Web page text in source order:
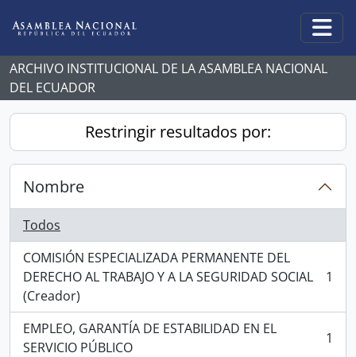
ARCHIVO INSTITUCIONAL DE LA ASAMBLEA NACIONAL
DEL ECUADOR
Restringir resultados por:
Nombre
Todos
COMISIÓN ESPECIALIZADA PERMANENTE DEL
DERECHO AL TRABAJO Y A LA SEGURIDAD SOCIAL
(Creador)
, 1 resultados 1
EMPLEO, GARANTÍA DE ESTABILIDAD EN EL
SERVICIO PÚBLICO
, 1 resultados 1